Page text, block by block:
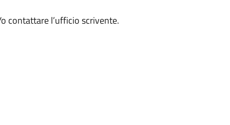
contattare l’ufficio scrivente.